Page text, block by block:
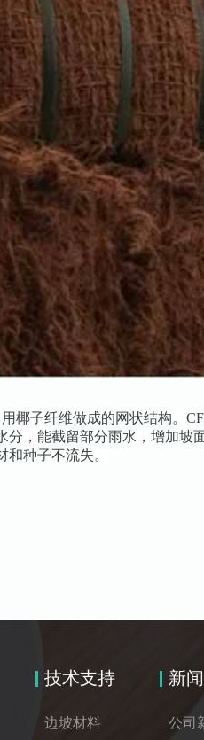
椰子纤维做成的网状结构。
分，能截留部分雨水，增加
种子不流失。
技术支持
边坡材料
新
公司